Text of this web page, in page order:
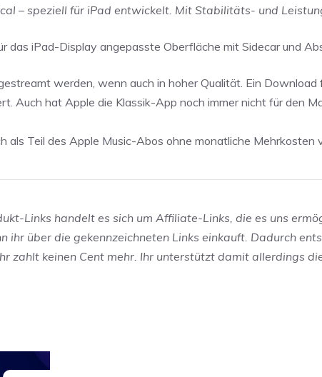
– speziell für iPad entwickelt. Mit Stabilitäts- und
das iPad-Display angepasste Oberfläche mit Sidecar und
werden, wenn auch in hoher Qualität. Ein
Auch hat Apple die Klassik-App noch immer nicht für den
als Teil des Apple Music-Abos ohne monatliche Mehrkosten
Links handelt es sich um Affiliate-Links, die es uns
ihr über die gekennzeichneten Links einkauft. Dadurch
zahlt keinen Cent mehr. Ihr unterstützt damit allerdings